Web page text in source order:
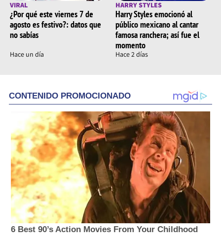
VIRAL
¿Por qué este viernes 7 de
agosto es festivo?: datos que
no sabías
Hace un día
HARRY STYLES
Harry Styles emocionó al
público mexicano al cantar
famosa ranchera; así fue el
momento
Hace 2 días